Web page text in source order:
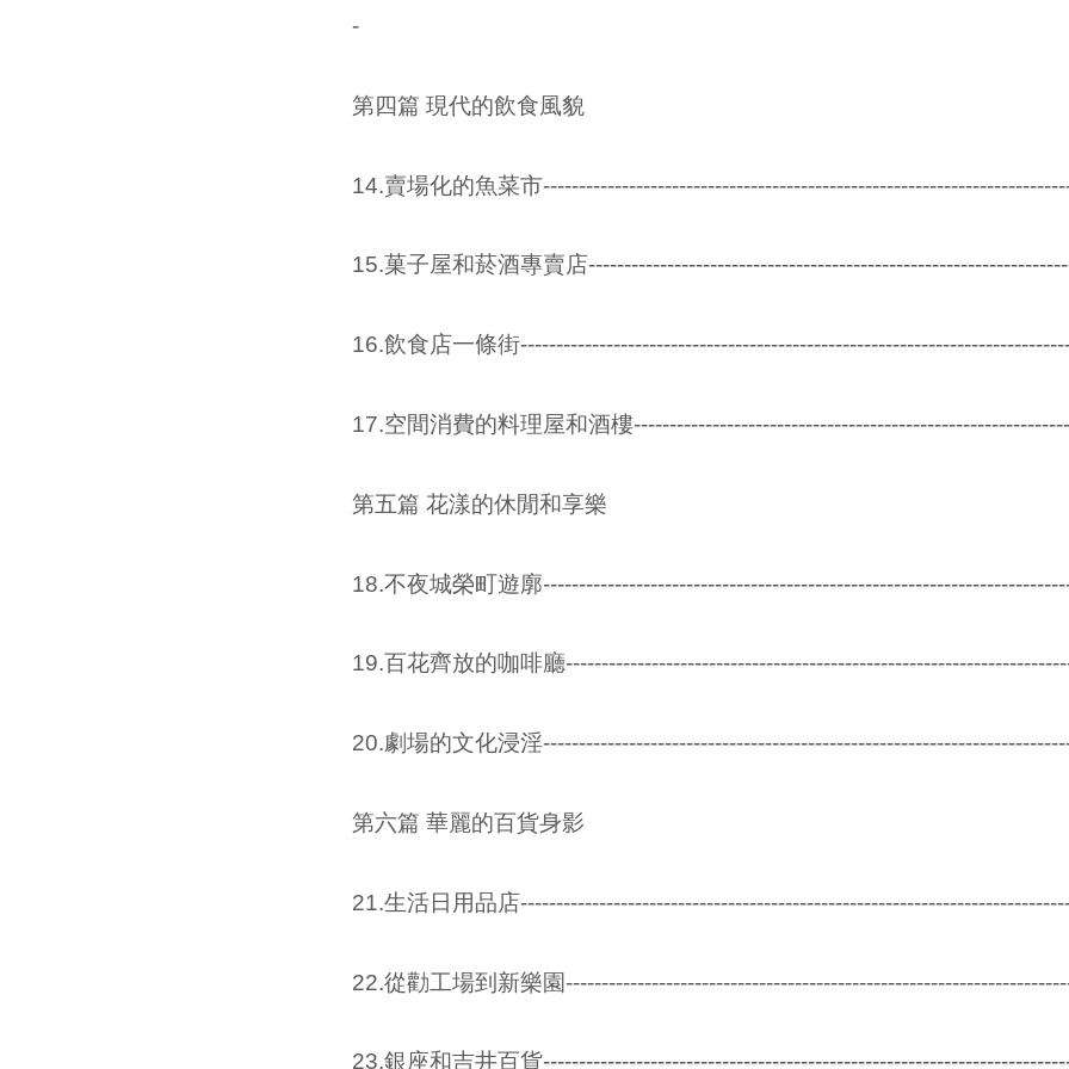
-
第四篇 現代的飲食風貌
14.賣場化的魚菜市
15.菓子屋和菸酒專賣店
16.飲食店一條街
17.空間消費的料理屋和酒樓
第五篇 花漾的休閒和享樂
18.不夜城榮町遊廓
19.百花齊放的咖啡廳
20.劇場的文化浸淫
第六篇 華麗的百貨身影
21.生活日用品店
22.從勸工場到新樂園
23.銀座和吉井百貨